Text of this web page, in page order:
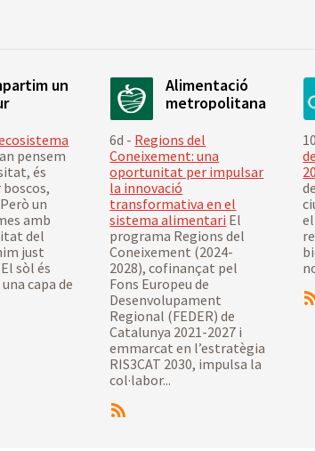
un
pensem
és
un
amb
del
just
sòl és
capa de
Alimentació
metropolitana
6d - Regions del
Coneixement: una
oportunitat per impulsar
la innovació
transformativa en el
sistema alimentari El
programa Regions del
Coneixement (2024-
2028), cofinançat pel
Fons Europeu de
Desenvolupament
Regional (FEDER) de
Catalunya 2021-2027 i
emmarcat en l’estratègia
RIS3CAT 2030, impulsa la
col·labor...